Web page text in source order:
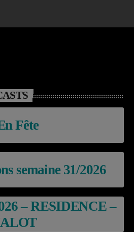
Fête
semaine 31/2026
– RESIDENCE –